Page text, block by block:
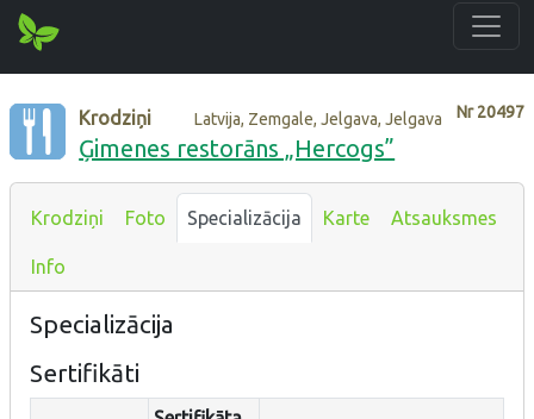
Nr20497
Krodziņi Latvija, Zemgale, Jelgava, Jelgava
Ģimenes restorāns „Hercogs”
Krodziņi Foto Specializācija Karte Atsauksmes
Info
Specializācija
Sertifikāti